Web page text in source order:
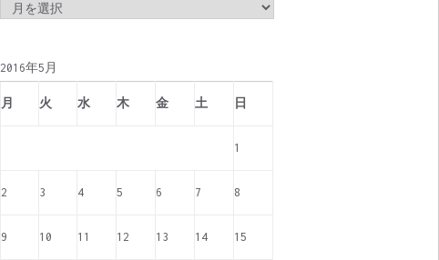
2016年5月
月 火 水 木 金 土 日
1
2 3 4 5 6 7 8
9 10 11 12 13 14 15